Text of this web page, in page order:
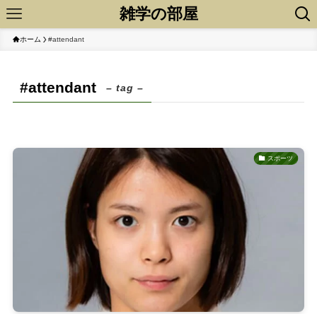
雑学の部屋
ホーム #attendant
#attendant – tag –
スポーツ